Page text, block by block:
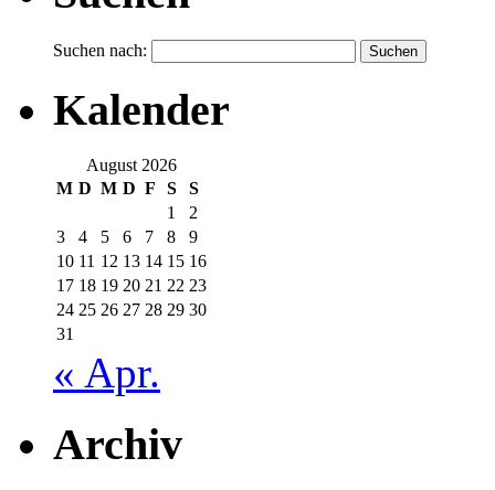
Suchen nach:
Kalender
August 2026
M D M D F S
S
1
2
3
4 5 6 7 8
9
10 11 12 13 14 15 16
17 18 19 20 21 22 23
24 25 26 27 28 29 30
31
« Apr.
Archiv